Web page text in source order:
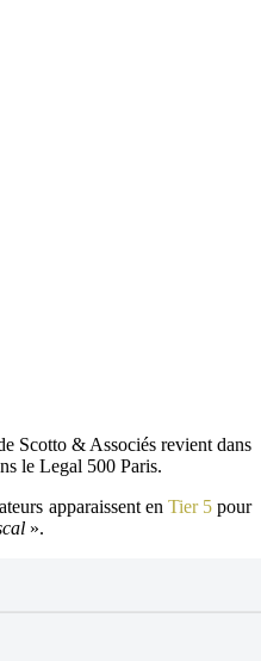
Scotto & Associés revient dans
le Legal 500 Paris.
apparaissent en Tier 5pour
».